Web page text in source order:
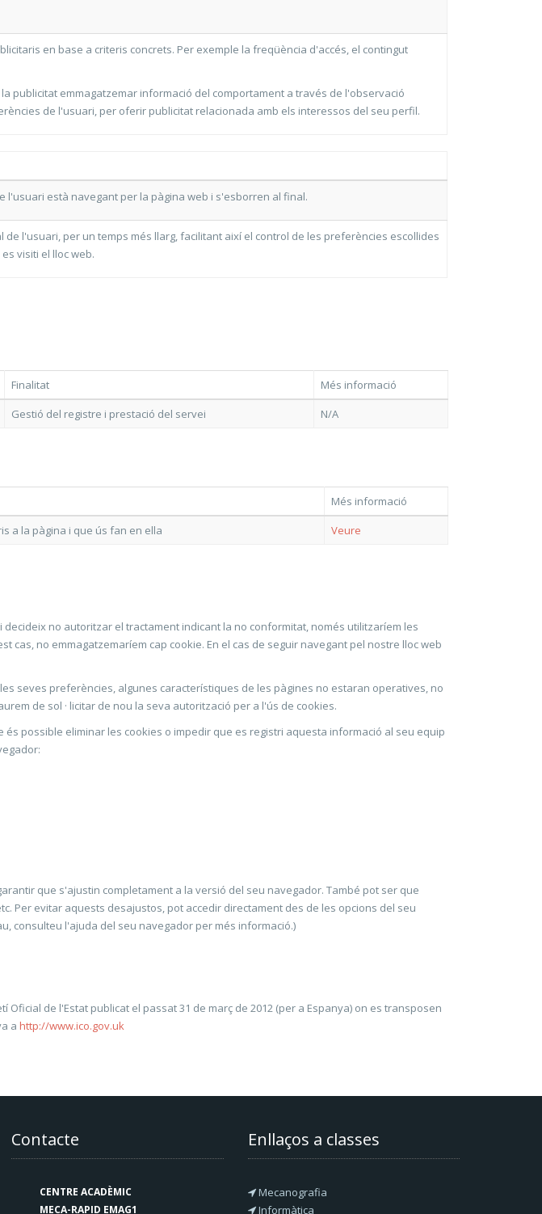
en base a criteris concrets. Per exemple la freqüència d'accés, el contingut
publicitat emmagatzemar informació del comportament a través de l'observació
de l'usuari, per oferir publicitat relacionada amb els interessos del seu perfil.
l'usuari està navegant per la pàgina web i s'esborren al final.
l'usuari, per un temps més llarg, facilitant així el control de les preferències escollides
visiti el lloc web.
Finalitat
Més informació
Gestió del registre i prestació del servei N/A
Més informació
a la pàgina i que ús fan en ella Veure
no autoritzar el tractament indicant la no conformitat, només utilitzaríem les
no emmagatzemaríem cap cookie. En el cas de seguir navegant pel nostre lloc web
seves preferències, algunes característiques de les pàgines no estaran operatives, no
de sol · licitar de nou la seva autorització per a l'ús de cookies.
possible eliminar les cookies o impedir que es registri aquesta informació al seu equip
que s'ajustin completament a la versió del seu navegador. També pot ser que
Per evitar aquests desajustos, pot accedir directament des de les opcions del seu
consulteu l'ajuda del seu navegador per més informació.)
de l'Estat publicat el passat 31 de març de 2012 (per a Espanya) on es transposen
a http://www.ico.gov.uk
Contacte
CENTRE ACADÈMIC
MECA-RAPID EMAG1
Enllaços a classes
Mecanografia
Informàtica